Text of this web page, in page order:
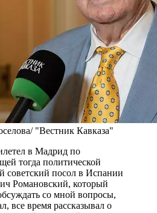
"Вестник Кавказа"
в Мадрид по
тогда политической
советский посол в Испании
Романовский, который
со мной вопросы,
все время рассказывал о